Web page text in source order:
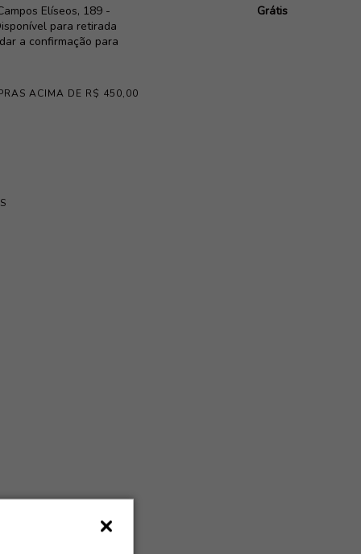
Elíseos, 189 -
para retirada
a confirmação para
Grátis
ACIMA DE R$ 450,00